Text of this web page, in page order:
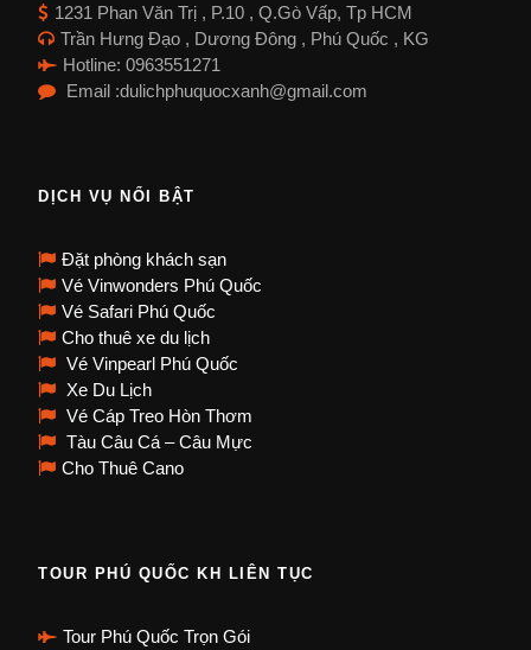
1231 Phan Văn Trị , P.10 , Q.Gò Vấp, Tp HCM
Trần Hưng Đạo , Dương Đông , Phú Quốc , KG
Hotline: 0963551271
Email :dulichphuquocxanh@gmail.com
DỊCH VỤ NỔI BẬT
Đặt phòng khách sạn
Vé Vinwonders Phú Quốc
Vé Safari Phú Quốc
Cho thuê xe du lịch
Vé Vinpearl Phú Quốc
Xe Du Lịch
Vé Cáp Treo Hòn Thơm
Tàu Câu Cá – Câu Mực
Cho Thuê Cano
TOUR PHÚ QUỐC KH LIÊN TỤC
Tour Phú Quốc Trọn Gói